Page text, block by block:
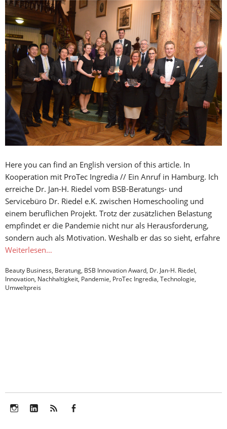
Here you can find an English version of this article. In
Kooperation mit ProTec Ingredia // Ein Anruf in Hamburg. Ich
erreiche Dr. Jan-H. Riedel vom BSB-Beratungs- und
Servicebüro Dr. Riedel e.K. zwischen Homeschooling und
einem beruflichen Projekt. Trotz der zusätzlichen Belastung
empfindet er die Pandemie nicht nur als Herausforderung,
sondern auch als Motivation. Weshalb er das so sieht, erfahre
Weiterlesen…
Beauty Business, Beratung, BSB Innovation Award, Dr. Jan-H. Riedel,
Innovation, Nachhaltigkeit, Pandemie, ProTec Ingredia, Technologie,
Umweltpreis